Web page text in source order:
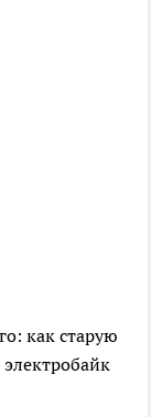
как старую